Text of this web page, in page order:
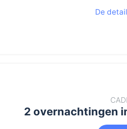
De
2 overnachtingen